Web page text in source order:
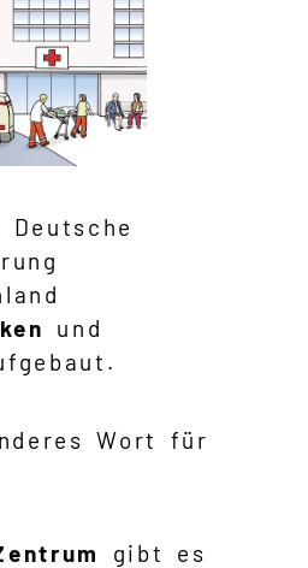
und
Wort für
gibt es